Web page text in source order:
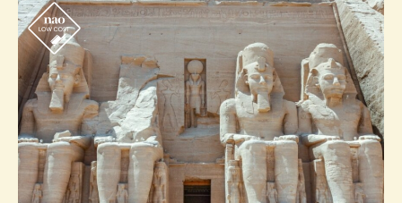
r